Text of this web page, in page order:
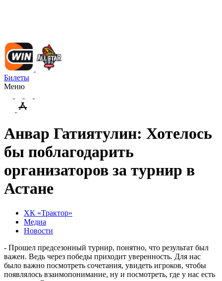
Билеты
Меню
Анвар Гатиятулин: Хотелось
бы поблагодарить
организаторов за турнир в
Астане
ХК «Трактор»
Медиа
Новости
- Прошел предсезонный турнир, понятно, что результат был
важен. Ведь через победы приходит уверенность. Для нас
было важно посмотреть сочетания, увидеть игроков, чтобы
появлялось взаимопонимание, ну и посмотреть, где у нас есть